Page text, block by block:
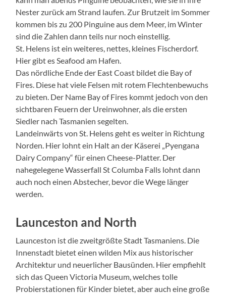
Nester zurück am Strand laufen. Zur Brutzeit im Sommer
kommen bis zu 200 Pinguine aus dem Meer, im Winter
sind die Zahlen dann teils nur noch einstellig.
St. Helens ist ein weiteres, nettes, kleines Fischerdorf.
Hier gibt es Seafood am Hafen.
Das nördliche Ende der East Coast bildet die Bay of
Fires. Diese hat viele Felsen mit rotem Flechtenbewuchs
zu bieten. Der Name Bay of Fires kommt jedoch von den
sichtbaren Feuern der Ureinwohner, als die ersten
Siedler nach Tasmanien segelten.
Landeinwärts von St. Helens geht es weiter in Richtung
Norden. Hier lohnt ein Halt an der Käserei „Pyengana
Dairy Company“ für einen Cheese-Platter. Der
nahegelegene Wasserfall St Columba Falls lohnt dann
auch noch einen Abstecher, bevor die Wege länger
werden.
Launceston and North
Launceston ist die zweitgrößte Stadt Tasmaniens. Die
Innenstadt bietet einen wilden Mix aus historischer
Architektur und neuerlicher Bausünden. Hier empfiehlt
sich das Queen Victoria Museum, welches tolle
Probierstationen für Kinder bietet, aber auch eine große